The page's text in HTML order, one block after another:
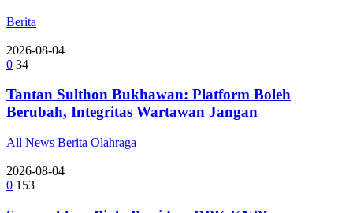
Berita
2026-08-04
0 34
Tantan Sulthon Bukhawan: Platform Boleh
Berubah, Integritas Wartawan Jangan
All News Berita Olahraga
2026-08-04
0 153